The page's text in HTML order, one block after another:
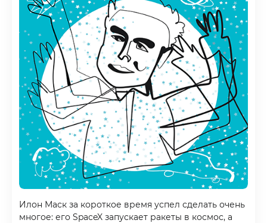
Илон Маск за короткое время успел сделать очень
многое: его SpaceX запускает ракеты в космос, а